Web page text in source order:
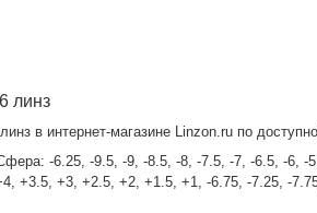
линз
в интернет-магазине Linzon.ru по
-6.25, -9.5, -9, -8.5, -8, -7.5, -7, -6.5, -6,
+3.5, +3, +2.5, +2, +1.5, +1, -6.75, -7.25, -